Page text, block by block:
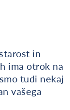
in
ima otrok na
tudi nekaj
vašega